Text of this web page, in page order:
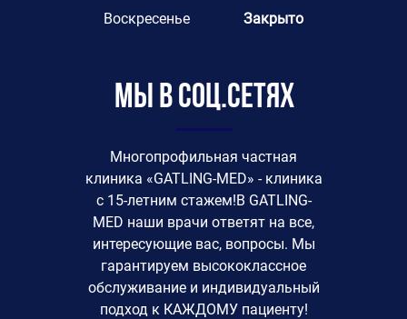
Воскресенье Закрыто
Мы в соц.сетях
Многопрофильная частная
клиника «GATLING-MED» - клиника
с 15-летним стажем!В GATLING-
MED наши врачи ответят на все,
интересующие вас, вопросы. Мы
гарантируем высококлассное
обслуживание и индивидуальный
подход к КАЖДОМУ пациенту!